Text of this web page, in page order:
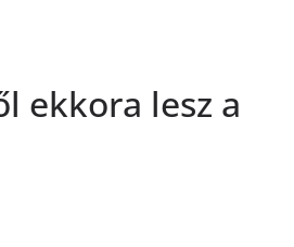
ekkora lesz a